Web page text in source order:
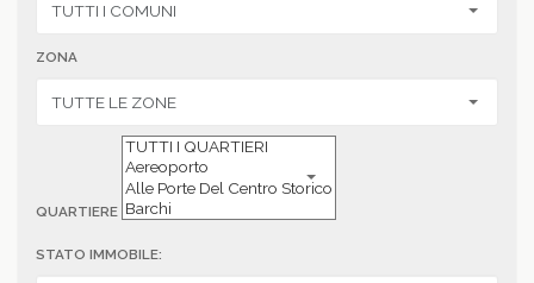
ZONA
QUARTIERE
STATO IMMOBILE: